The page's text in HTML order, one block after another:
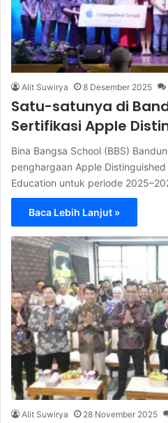
Alit Suwirya 8 Desember 2025
Satu-satunya di
Sertifikasi Apple
Bina Bangsa School (BBS)
penghargaan Apple
Education untuk periode
Baca Lebih Lanjut »
Alit Suwirya 28 November 2025